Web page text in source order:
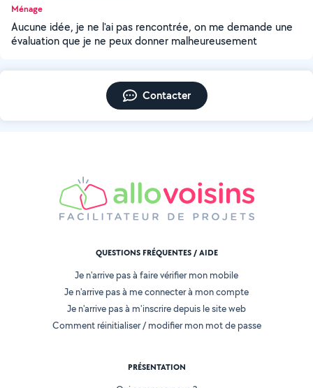
Ménage
Aucune idée, je ne l'ai pas rencontrée, on me demande une
évaluation que je ne peux donner malheureusement
Contacter
QUESTIONS FRÉQUENTES / AIDE
Je n'arrive pas à faire vérifier mon mobile
Je n'arrive pas à me connecter à mon compte
Je n'arrive pas à m'inscrire depuis le site web
Comment réinitialiser / modifier mon mot de passe
PRÉSENTATION